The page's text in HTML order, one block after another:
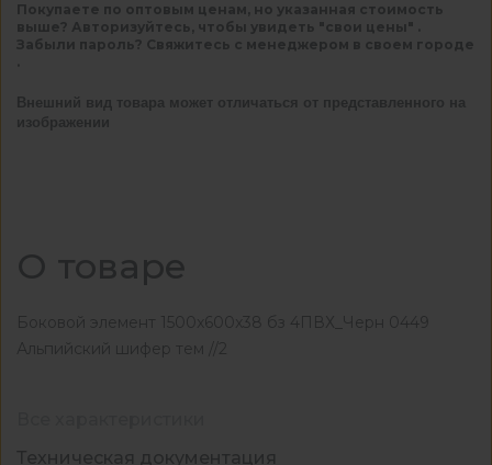
Покупаете по оптовым ценам, но указанная стоимость
выше? Авторизуйтесь, чтобы увидеть "свои цены" .
Забыли пароль? Свяжитесь с менеджером в своем городе
Внешний вид товара может отличаться от представленного на
изображении
О товаре
Боковой элемент 1500x600x38 бз 4ПВХ_Черн 0449
Альпийский шифер тем //2
Техническая документация